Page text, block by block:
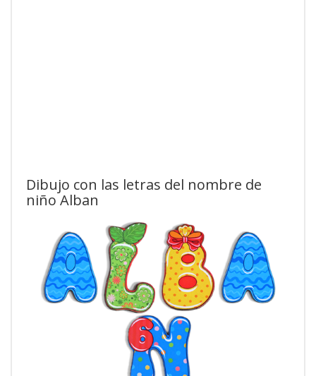
Dibujo con las letras del nombre de
niño Alban